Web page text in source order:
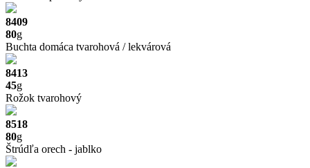
8409
80g
Buchta domáca tvarohová / lekvárová
8413
45g
Rožok tvarohový
8518
80g
Štrúdľa orech - jablko